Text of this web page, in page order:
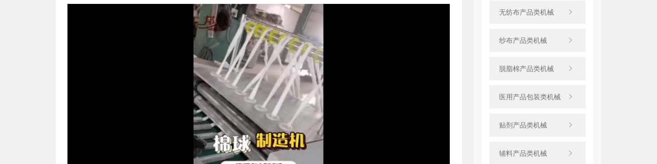
无纺布产品类机械
纱布产品类机械
脱脂棉产品类机械
医用产品包装类机械
贴剂产品类机械
辅料产品类机械